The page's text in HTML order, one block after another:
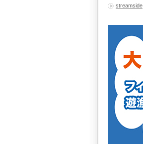
streamside